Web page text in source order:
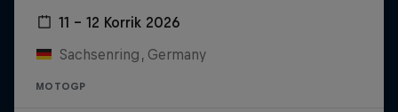
11 – 12 Korrik 2026
Sachsenring, Germany
MOTOGP